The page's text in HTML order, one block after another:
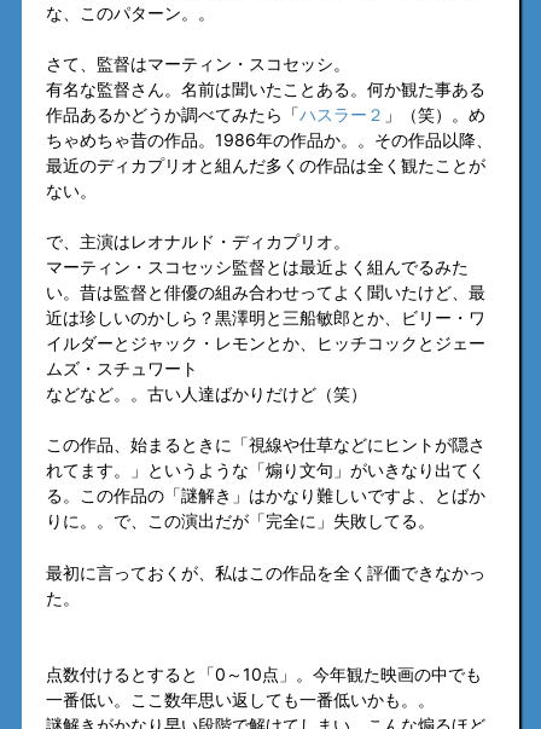
な、このパターン。。
さて、監督はマーティン・スコセッシ。
有名な監督さん。名前は聞いたことある。何か観た事ある
作品あるかどうか調べてみたら「ハスラー２ 」（笑）。め
ちゃめちゃ昔の作品。1986年の作品か。。その作品以降、
最近のディカプリオと組んだ多くの作品は全く観たことが
ない。
で、主演はレオナルド・ディカプリオ。
マーティン・スコセッシ監督とは最近よく組んでるみた
い。昔は監督と俳優の組み合わせってよく聞いたけど、最
近は珍しいのかしら？黒澤明と三船敏郎とか、ビリー・ワ
イルダーとジャック・レモンとか、ヒッチコックとジェー
ムズ・スチュワート
などなど。。古い人達ばかりだけど（笑）
この作品、始まるときに「視線や仕草などにヒントが隠さ
れてます。」というような「煽り文句」がいきなり出てく
る。この作品の「謎解き」はかなり難しいですよ、とばか
りに。。で、この演出だが「完全に」失敗してる。
最初に言っておくが、私はこの作品を全く評価できなかっ
た。
点数付けるとすると「0～10点」。今年観た映画の中でも
一番低い。ここ数年思い返しても一番低いかも。。
謎解きがかなり早い段階で解けてしまい、こんな煽るほど